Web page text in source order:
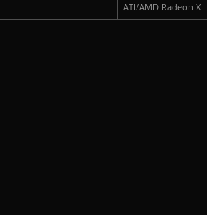
ATI/AMD Radeon X